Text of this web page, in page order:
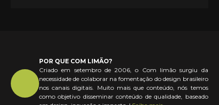
POR QUE COM LIMÃO?
Criado em setembro de 2006, o Com limão surgiu da
necessidade de colaborar na fomentação do design brasileiro
nos canais digitais. Muito mais que conteúdo, nós temos
como objetivo disseminar conteúdo de qualidade, baseado